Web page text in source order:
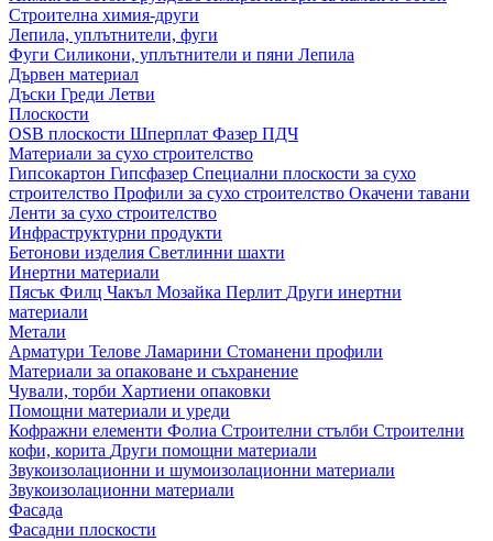
Строителна химия-други
Лепила, уплътнители, фуги
Фуги Силикони, уплътнители и пяни Лепила
Дървен материал
Дъски Греди Летви
Плоскости
OSB плоскости Шперплат Фазер ПДЧ
Материали за сухо строителство
Гипсокартон Гипсфазер Специални плоскости за сухо
строителство Профили за сухо строителство Окачени тавани
Ленти за сухо строителство
Инфраструктурни продукти
Бетонови изделия Светлинни шахти
Инертни материали
Пясък Филц Чакъл Мозайкa Перлит Други инертни
материали
Метали
Арматури Телове Ламарини Стоманени профили
Материали за опаковане и съхранение
Чували, торби Хартиени опаковки
Помощни материали и уреди
Кофражни елементи Фолиа Строителни стълби Строителни
кофи, корита Други помощни материали
Звукоизолационни и шумоизолационни материали
Звукоизолационни материали
Фасада
Фасадни плоскости